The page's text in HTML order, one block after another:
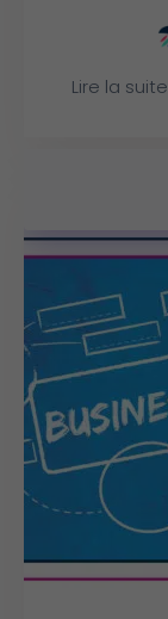
Lire la suite